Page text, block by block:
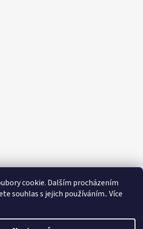
cookie. Dalším procházením
souhlas s jejich používáním.. Více